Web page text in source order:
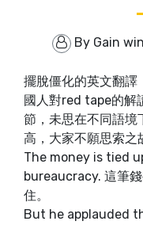
By Gain
擺脫僵化的英文翻譯
國人對red tape的解
節，未思在不同語境
高，大家不願思索之
The money is tied
bureaucracy. 這筆
住。
But he applauded